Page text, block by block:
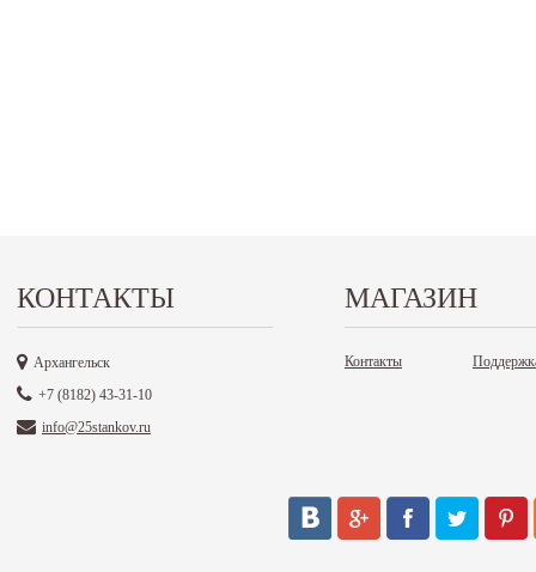
КОНТАКТЫ
Архангельск
+7 (8182) 43-31-10
info@25stankov.ru
МАГАЗИН
Контакты